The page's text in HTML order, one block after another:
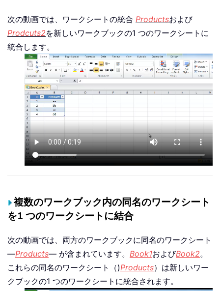
次の動画では、ワークシートの統合 Productsおよび
Prodcuts2を新しいワークブックの1 つのワークシートに
統合します。
複数のワークブック内の同名のワークシート
を1 つのワークシートに結合
次の動画では、両方のワークブックに同名のワークシート
—Products— が含まれています。 Book1およびBook2。
これらの同名のワークシート（)Products）は新しいワー
クブックの1 つのワークシートに統合されます。